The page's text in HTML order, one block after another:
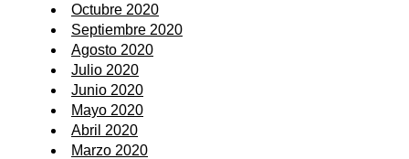
Octubre 2020
Septiembre 2020
Agosto 2020
Julio 2020
Junio 2020
Mayo 2020
Abril 2020
Marzo 2020